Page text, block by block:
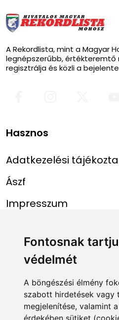
Fontosnak
védelmét
A böngészési élmény
szabott hirdetések vagy
megjelenítése, valamint
érdekében sütiket
A Rekordlista, mint a Magyar
legnépszerűbb, értékteremtő
regisztrálja és közli a
Hasznos
Adatkezelési
Ászf
Impresszum
Menü
Főoldal
Rekordlista
Abszolút rekordlista